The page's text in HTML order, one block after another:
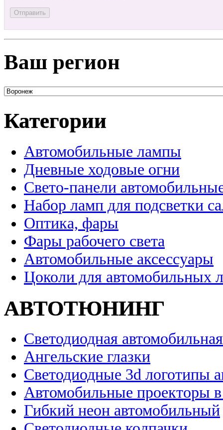
Ваш регион
Категории
Автомобильные лампы
Дневные ходовые огни
Свето-панели
Набор ламп для подсветки
Оптика, фары
Фары рабочего света
Автомобильные аксессуары
Цоколи для автомобильных
АВТОТЮНИНГ
Светодиодная
Ангельские глазки
Светодиодные 3d логотипы
Автомобильные проекторы
Гибкий неон автомобильный